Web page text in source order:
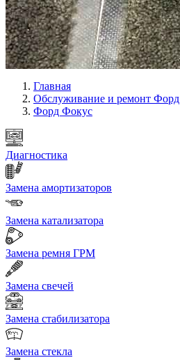
Главная
Обслуживание и ремонт Форд
Форд Фокус
Диагностика
Замена амортизаторов
Замена катализатора
Замена ремня ГРМ
Замена свечей
Замена стабилизатора
Замена стекла